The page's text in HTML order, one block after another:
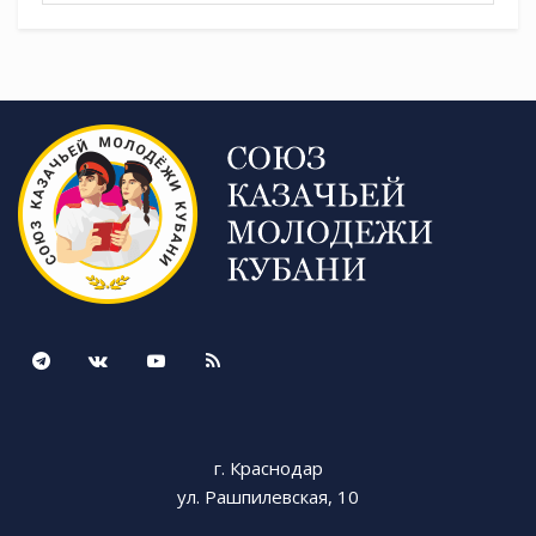
г. Краснодар
ул. Рашпилевская, 10